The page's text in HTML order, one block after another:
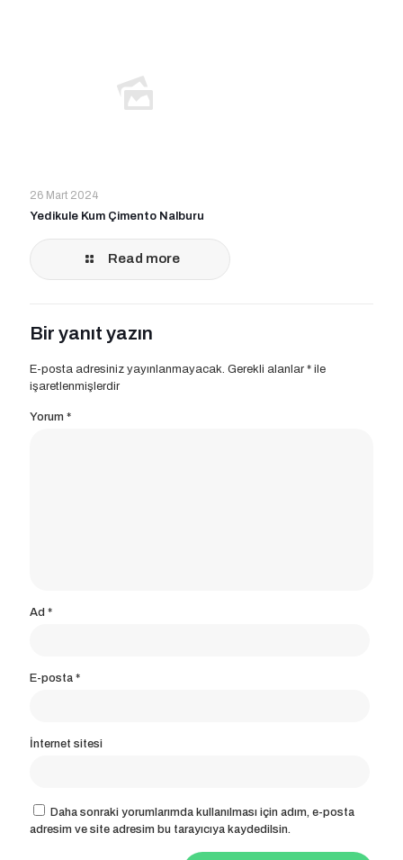
26 Mart 2024
Yedikule Kum Çimento Nalburu
Read more
Bir yanıt yazın
E-posta adresiniz yayınlanmayacak. Gerekli alanlar * ile
işaretlenmişlerdir
Yorum *
Ad *
E-posta *
İnternet sitesi
Daha sonraki yorumlarımda kullanılması için adım, e-posta
adresim ve site adresim bu tarayıcıya kaydedilsin.